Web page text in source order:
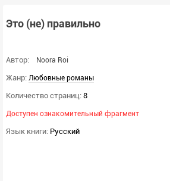
Это (не) правильно
Автор: Noora Roi
Жанр: Любовные романы
Количество страниц: 8
Доступен ознакомительный фрагмент
Язык книги: Русский